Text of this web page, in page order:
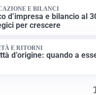
E BILANCI
d’impresa e bilancio al
per crescere
E RITORNI
d’origine: quando a